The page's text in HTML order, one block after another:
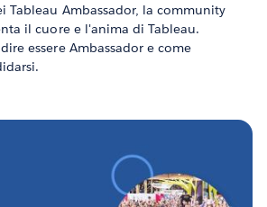
Tableau Ambassador, la community
il cuore e l'anima di Tableau.
essere Ambassador e come